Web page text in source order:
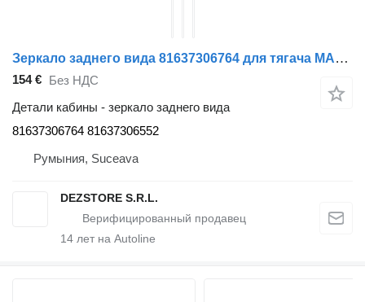
Зеркало заднего вида 81637306764 для тягача MAN TGS
154 €
Без НДС
Детали кабины - зеркало заднего вида
81637306764 81637306552
Румыния, Suceava
DEZSTORE S.R.L.
14 лет на Autoline